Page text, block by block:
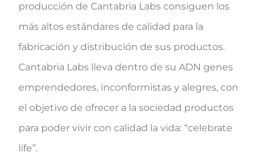
producción de Cantabria Labs consiguen los
más altos estándares de calidad para la
fabricación y distribución de sus productos.
Cantabria Labs lleva dentro de su ADN genes
emprendedores, inconformistas y alegres, con
el objetivo de ofrecer a la sociedad productos
para poder vivir con calidad la vida: “celebrate
life”.